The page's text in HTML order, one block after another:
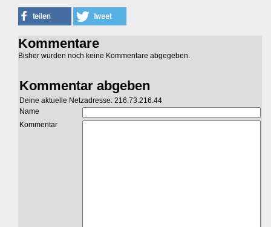
Kommentare
Bisher wurden noch keine Kommentare abgegeben.
Kommentar abgeben
Deine aktuelle Netzadresse: 216.73.216.44
Name
Kommentar